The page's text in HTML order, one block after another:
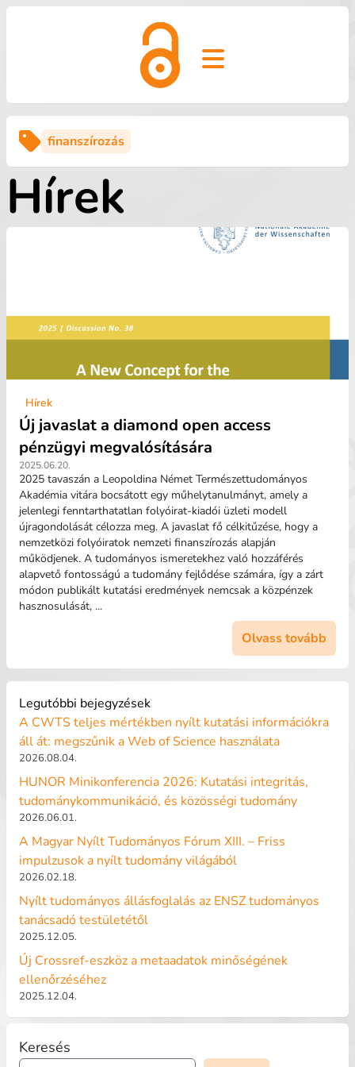
Open main menu
finanszírozás
Hírek
Hírek
Új javaslat a diamond open access
pénzügyi megvalósítására
2025.06.20.
2025 tavaszán a Leopoldina Német Természettudományos
Akadémia vitára bocsátott egy műhelytanulmányt, amely a
jelenlegi fenntarthatatlan folyóirat-kiadói üzleti modell
újragondolását célozza meg. A javaslat fő célkitűzése, hogy a
nemzetközi folyóiratok nemzeti finanszírozás alapján
működjenek. A tudományos ismeretekhez való hozzáférés
alapvető fontosságú a tudomány fejlődése számára, így a zárt
módon publikált kutatási eredmények nemcsak a közpénzek
hasznosulását, ...
Olvass tovább
Legutóbbi bejegyzések
A CWTS teljes mértékben nyílt kutatási információkra
áll át: megszűnik a Web of Science használata
2026.08.04.
HUNOR Minikonferencia 2026: Kutatási integritás,
tudománykommunikáció, és közösségi tudomány
2026.06.01.
A Magyar Nyílt Tudományos Fórum XIII. – Friss
impulzusok a nyílt tudomány világából
2026.02.18.
Nyílt tudományos állásfoglalás az ENSZ tudományos
tanácsadó testületétől
2025.12.05.
Új Crossref-eszköz a metaadatok minőségének
ellenőrzéséhez
2025.12.04.
Keresés